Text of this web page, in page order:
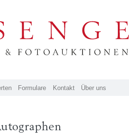
Formulare Kontakt Über uns